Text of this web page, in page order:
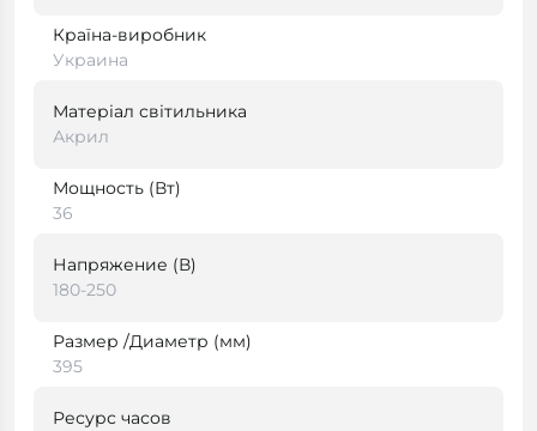
Країна-виробник
Украина
Матеріал світильника
Акрил
Мощность (Вт)
36
Напряжение (В)
180-250
Размер /Диаметр (мм)
395
Ресурс часов